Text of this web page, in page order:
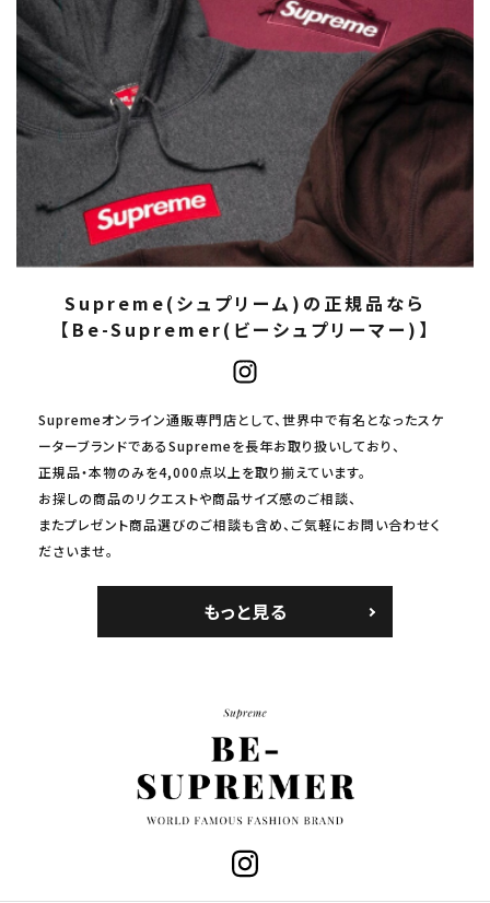
Supreme(シュプリーム)の正規品なら
【Be-Supremer(ビーシュプリーマー)】
Supremeオンライン通販専門店として、世界中で有名となったスケ
ーターブランドであるSupremeを長年お取り扱いしており、
正規品・本物のみを4,000点以上を取り揃えています。
お探しの商品のリクエストや商品サイズ感のご相談、
またプレゼント商品選びのご相談も含め、ご気軽にお問い合わせく
ださいませ。
もっと見る